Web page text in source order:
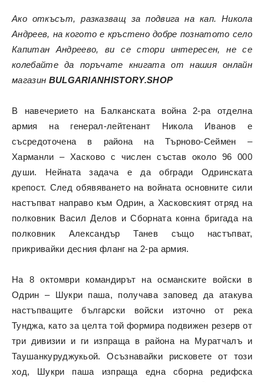
Ако откъсът, разказващ за подвига на кап. Никола
Андреев, на когото е кръстено добре познатото село
Капитан Андреево, ви се стори интересен, не се
колебайте да поръчате книгата от нашия онлайн
магазин BULGARIANHISTORY.SHOP
В навечерието на Балканската война 2-ра отделна
армия на генерал-лейтенант Никола Иванов е
съсредоточена в района на Търново-Сеймен –
Харманли – Хасково с числен състав около 96 000
души. Нейната задача е да обгради Одринската
крепост. След обявяването на войната основните сили
настъпват направо към Одрин, а Хасковският отряд на
полковник Васил Делов и Сборната конна бригада на
полковник Александър Танев също настъпват,
прикривайки десния фланг на 2-ра армия.
На 8 октомври командирът на османските войски в
Одрин – Шукри паша, получава заповед да атакува
настъпващите български войски източно от река
Тунджа, като за целта той формира подвижен резерв от
три дивизии и ги изпраща в района на Муратчалъ и
Таушанкуруджукьой. Осъзнавайки рисковете от този
ход, Шукри паша изпраща една сборна редифска